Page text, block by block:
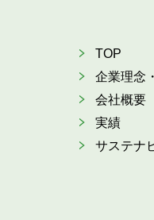
TOP
企業理念
会社概要
実績
サステナ